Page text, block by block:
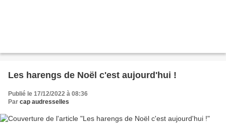
Les harengs de Noël c'est aujourd'hui !
Publié le 17/12/2022 à 08:36
Par cap audresselles